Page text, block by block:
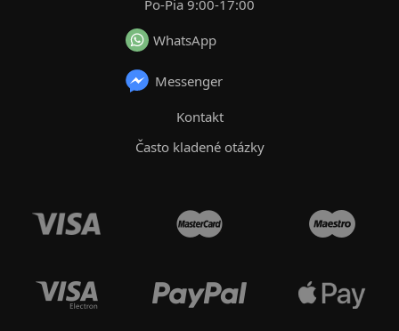
Po-Pia 9:00-17:00
WhatsApp
Messenger
Kontakt
Často kladené otázky